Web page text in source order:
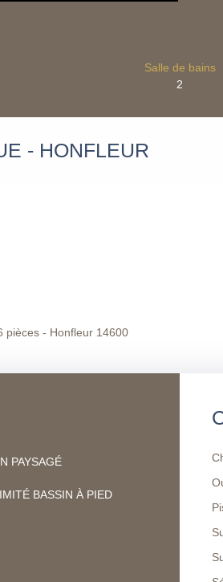
Salle de bains
2
- HONFLEUR
pièces - Honfleur 14600
PAYSAGÉ
BASSIN À PIED